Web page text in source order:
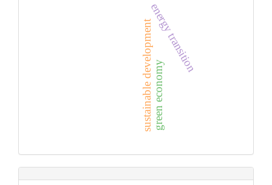
energy transition
green economy
sustainable development